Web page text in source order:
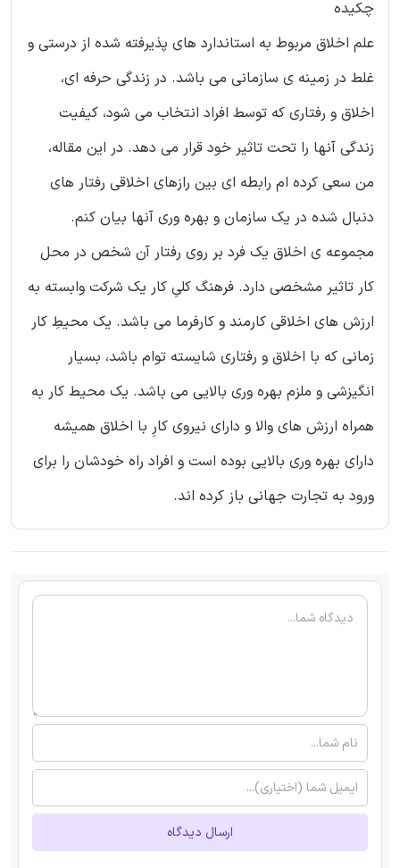
چکیده
علم اخلاق مربوط به استاندارد های پذیرفته شده از درستی و
غلط در زمینه ی سازمانی می باشد. در زندگی حرفه ای،
اخلاق و رفتاری که توسط افراد انتخاب می شود، کیفیت
زندگی آنها را تحت تاثیر خود قرار می دهد. در این مقاله،
من سعی کرده ام رابطه ای بین رازهای اخلاقی رفتار های
دنبال شده در یک سازمان و بهره وری آنها بیان کنم.
مجموعه ی اخلاق یک فرد بر روی رفتار آن شخص در محل
کار تاثیر مشخصی دارد. فرهنگ کلیِ کار یک شرکت وابسته به
ارزش های اخلاقی کارمند و کارفرما می باشد. یک محیطِ کار
زمانی که با اخلاق و رفتاری شایسته توام باشد، بسیار
انگیزشی و ملزم بهره وری بالایی می باشد. یک محیط کار به
همراه ارزش های والا و دارای نیروی کارِ با اخلاق همیشه
دارای بهره وری بالایی بوده است و افراد راه خودشان را برای
ورود به تجارت جهانی باز کرده اند.
ارسال دیدگاه